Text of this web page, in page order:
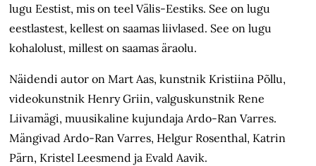
lugu Eestist, mis on teel Välis-Eestiks. See on lugu
eestlastest, kellest on saamas liivlased. See on lugu
kohalolust, millest on saamas äraolu.
Näidendi autor on Mart Aas, kunstnik Kristiina Põllu,
videokunstnik Henry Griin, valguskunstnik Rene
Liivamägi, muusikaline kujundaja Ardo-Ran Varres.
Mängivad Ardo-Ran Varres, Helgur Rosenthal, Katrin
Pärn, Kristel Leesmend ja Evald Aavik.